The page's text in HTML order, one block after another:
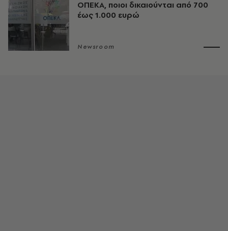
ΟΠΕΚΑ, ποιοι δικαιούνται από 700
έως 1.000 ευρώ
Newsroom